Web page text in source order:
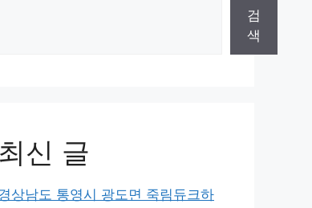
검
색
최신 글
상남도 통영시 광도면 죽림듀크하